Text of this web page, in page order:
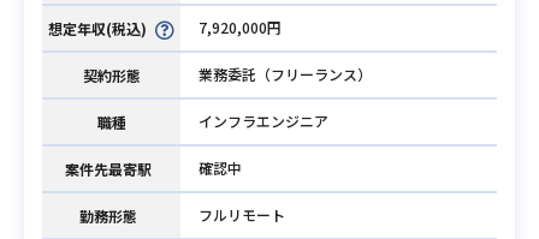
想定年収(税込) 7,920,000円
契約形態 業務委託（フリーランス）
職種 インフラエンジニア
案件先最寄駅 確認中
勤務形態 フルリモート